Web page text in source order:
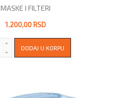
MASKE I FILTERI
1.200,00 RSD